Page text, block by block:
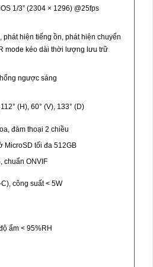
1/3” (2304 × 1296) @25fps
phát hiện tiếng ồn, phát hiện chuyển
mode kéo dài thời lượng lưu trữ
ngược sáng
(H), 60° (V), 133° (D)
đàm thoại 2 chiều
MicroSD tối đa 512GB
chuẩn ONVIF
công suất < 5W
ẩm < 95%RH